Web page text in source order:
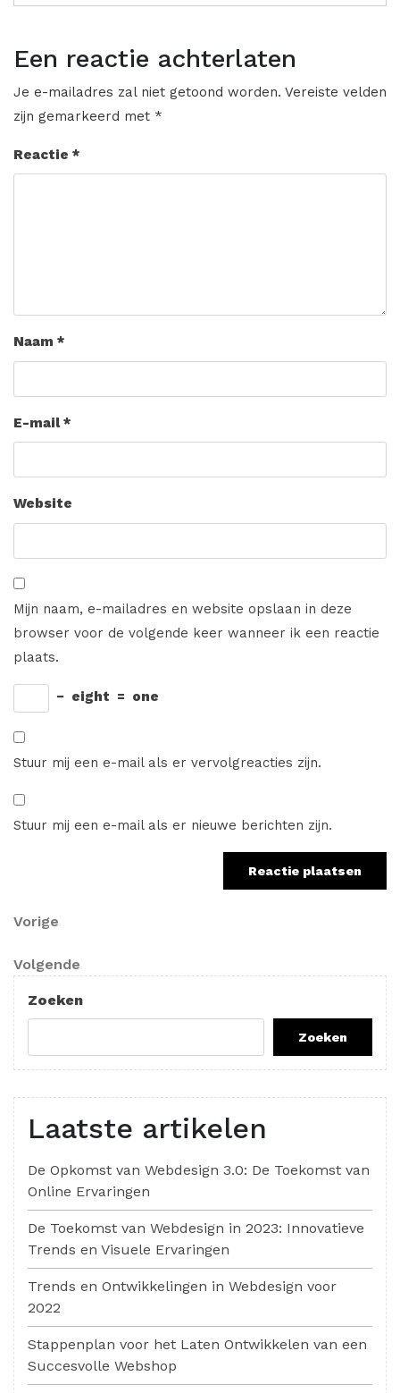
Een reactie achterlaten
Je e-mailadres zal niet getoond worden. Vereiste velden
zijn gemarkeerd met *
Reactie *
Naam *
E-mail*
Website
Mijn naam, e-mailadres en website opslaan in deze
browser voor de volgende keer wanneer ik een reactie
plaats.
− eight = one
Stuur mij een e-mail als er vervolgreacties zijn.
Stuur mij een e-mail als er nieuwe berichten zijn.
Berichtnavigatie
Vorig
Vorige
Volgend
bericht
Volgende
Zoeken
Zoeken
Laatste artikelen
De Opkomst van Webdesign 3.0: De Toekomst van
Online Ervaringen
De Toekomst van Webdesign in 2023: Innovatieve
Trends en Visuele Ervaringen
Trends en Ontwikkelingen in Webdesign voor
2022
Stappenplan voor het Laten Ontwikkelen van een
Succesvolle Webshop